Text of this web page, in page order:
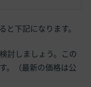
と下記になります。
討しましょう。この
。（最新の価格は公